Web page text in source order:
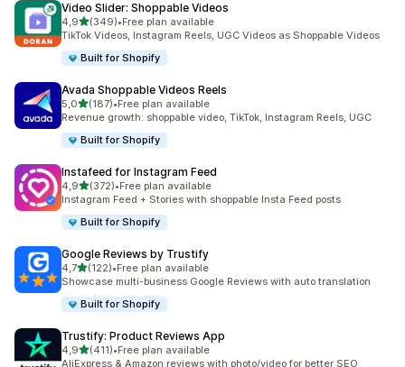
Video Slider: Shoppable Videos
4,9stelle su 5
(349)
349 recensioni totali
•Free plan available
TikTok Videos, Instagram Reels, UGC Videos as Shoppable Videos
Built for Shopify
Avada Shoppable Videos Reels
5,0stelle su 5
(187)
187 recensioni totali
•Free plan available
Revenue growth: shoppable video, TikTok, Instagram Reels, UGC
Built for Shopify
Instafeed for Instagram Feed
4,9stelle su 5
(372)
372 recensioni totali
•Free plan available
Instagram Feed + Stories with shoppable Insta Feed posts
Built for Shopify
Google Reviews by Trustify
4,7stelle su 5
(122)
122 recensioni totali
•Free plan available
Showcase multi-business Google Reviews with auto translation
Built for Shopify
Trustify: Product Reviews App
4,9stelle su 5
(411)
411 recensioni totali
•Free plan available
AliExpress & Amazon reviews with photo/video for better SEO